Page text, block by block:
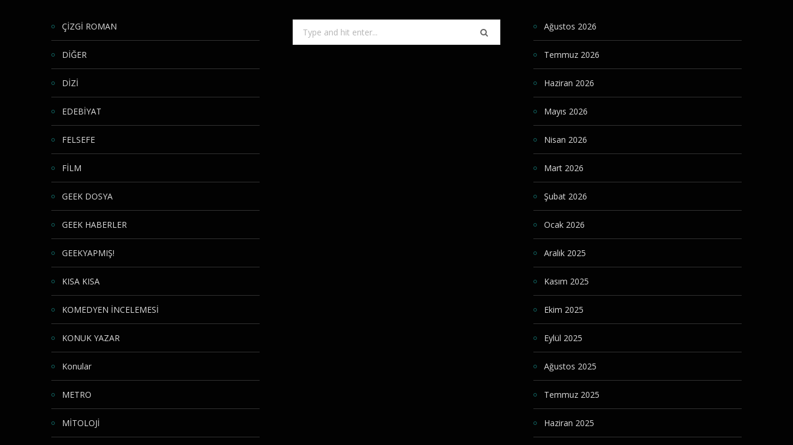
ÇİZGİ ROMAN
DİĞER
DİZİ
EDEBİYAT
FELSEFE
FİLM
GEEK DOSYA
GEEK HABERLER
GEEKYAPMIŞ!
KISA KISA
KOMEDYEN İNCELEMESİ
KONUK YAZAR
Konular
METRO
MİTOLOJİ
for:
Ağustos 2026
Temmuz 2026
Haziran 2026
Mayıs 2026
Nisan 2026
Mart 2026
Şubat 2026
Ocak 2026
Aralık 2025
Kasım 2025
Ekim 2025
Eylül 2025
Ağustos 2025
Temmuz 2025
Haziran 2025